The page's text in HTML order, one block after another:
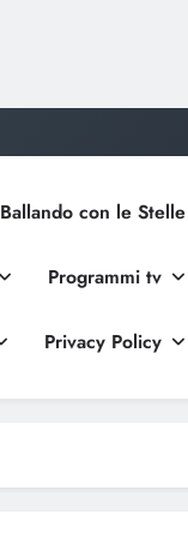
Ballando con le Stelle
Programmi tv
Privacy Policy